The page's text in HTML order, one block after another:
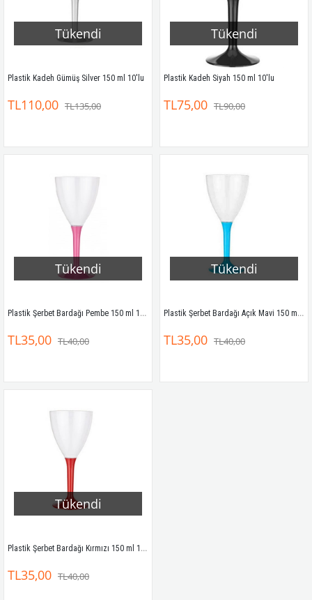
Tükendi
Plastik Kadeh Gümüş Silver 150 ml 10'lu
TL110,00 TL135,00
Tükendi
Plastik Kadeh Siyah 150 ml 10'lu
TL75,00 TL90,00
Tükendi
Plastik Şerbet Bardağı Pembe 150 ml 10'lu
TL35,00 TL40,00
Tükendi
Plastik Şerbet Bardağı Açık Mavi 150 ml 10'lu
TL35,00 TL40,00
Tükendi
Plastik Şerbet Bardağı Kırmızı 150 ml 10'lu
TL35,00 TL40,00